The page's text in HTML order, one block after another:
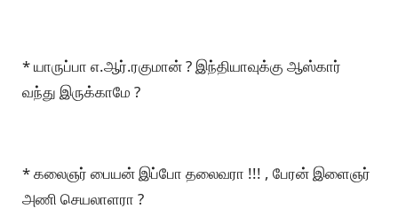
* யாருப்பா எ.ஆர்.ரகுமான் ? இந்தியாவுக்கு ஆஸ்கார்
வந்து இருக்காமே ?
* கலைஞர் பையன் இப்போ தலைவரா !!! , பேரன் இளைஞர்
அணி செயலாளரா ?